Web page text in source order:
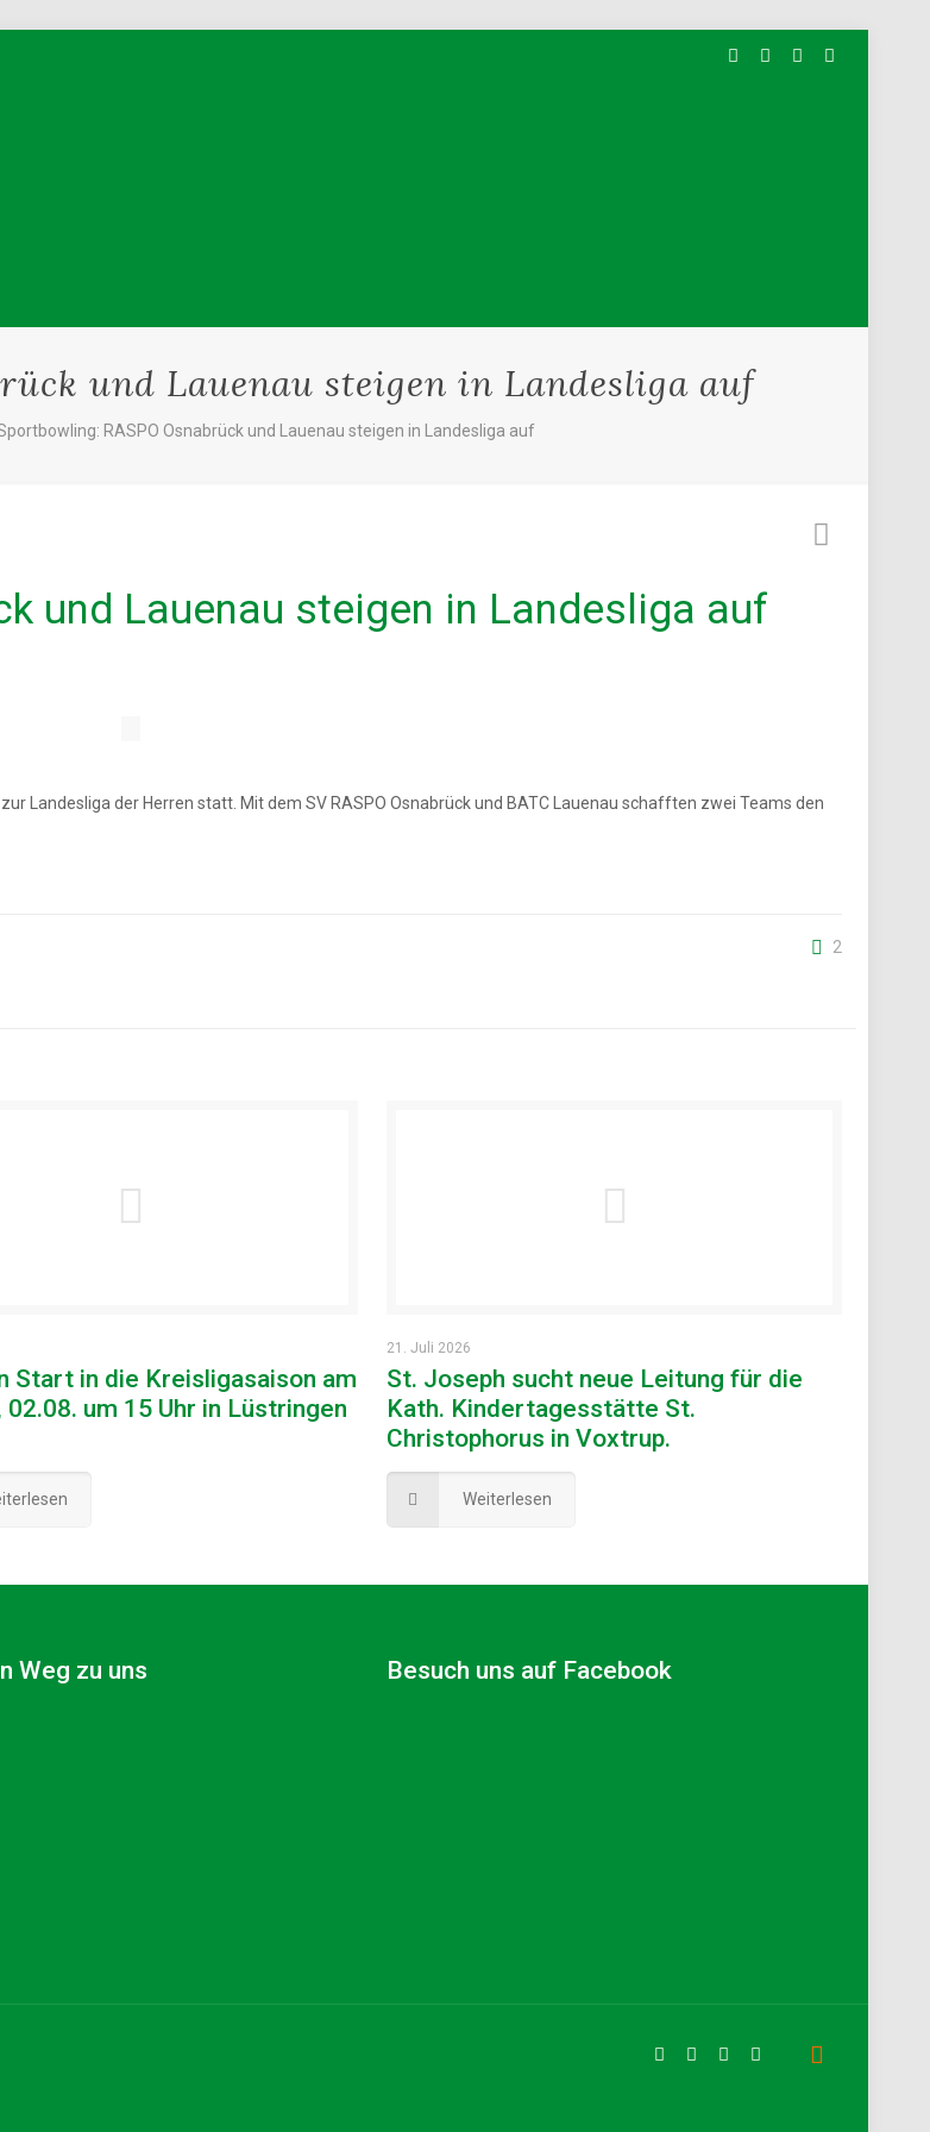
und Lauenau steigen in Landesliga auf
RASPO Osnabrück und Lauenau steigen in Landesliga auf
und Lauenau steigen in Landesliga auf
Landesliga der Herren statt. Mit dem SV RASPO Osnabrück und BATC Lauenau schafften zwei Teams den
2
Start in die Kreisligasaison am
02.08. um 15 Uhr in Lüstringen
21. Juli 2026
St. Joseph sucht neue Leitung für die
Kath. Kindertagesstätte St.
Christophorus in Voxtrup.
Weiterlesen
Weg zu uns Besuch uns auf Facebook